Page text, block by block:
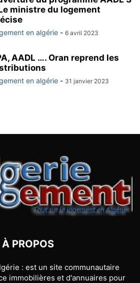
ministre du logement
en algérie - 6 avril 2023
AADL …. Oran reprend les
en algérie - 31 janvier 2023
À PROPOS
: est un site communautaire
immobilières et d'annuaires pour